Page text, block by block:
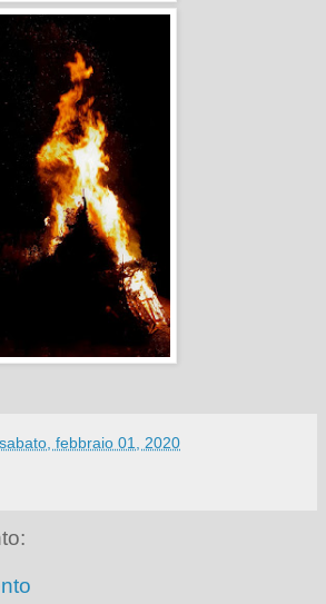
sabato, febbraio 01, 2020